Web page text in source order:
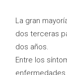
La gran
dos terceras
dos años.
Entre los
enfermedades